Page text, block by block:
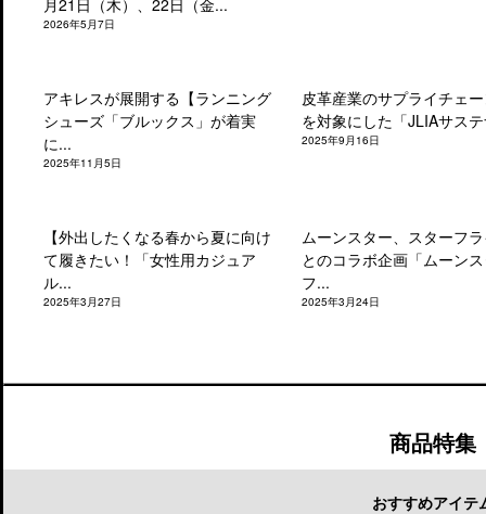
2026年5月7日
アキレスが展開する【ランニング
シューズ「ブルックス」が着実
に...
2025年11月5日
皮革産業のサプライチェ
を対象にした「JLIAサス
2025年9月16日
【外出したくなる春から夏に向け
て履きたい！「女性用カジュア
ル...
2025年3月27日
ムーンスター、スターフ
とのコラボ企画「ムーン
フ...
2025年3月24日
商品特集
おすすめアイテ